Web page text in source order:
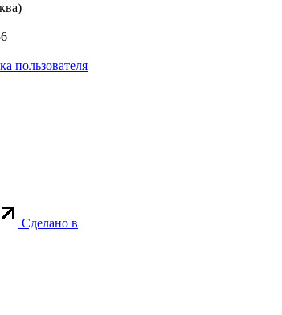
пользователя
Сделано в